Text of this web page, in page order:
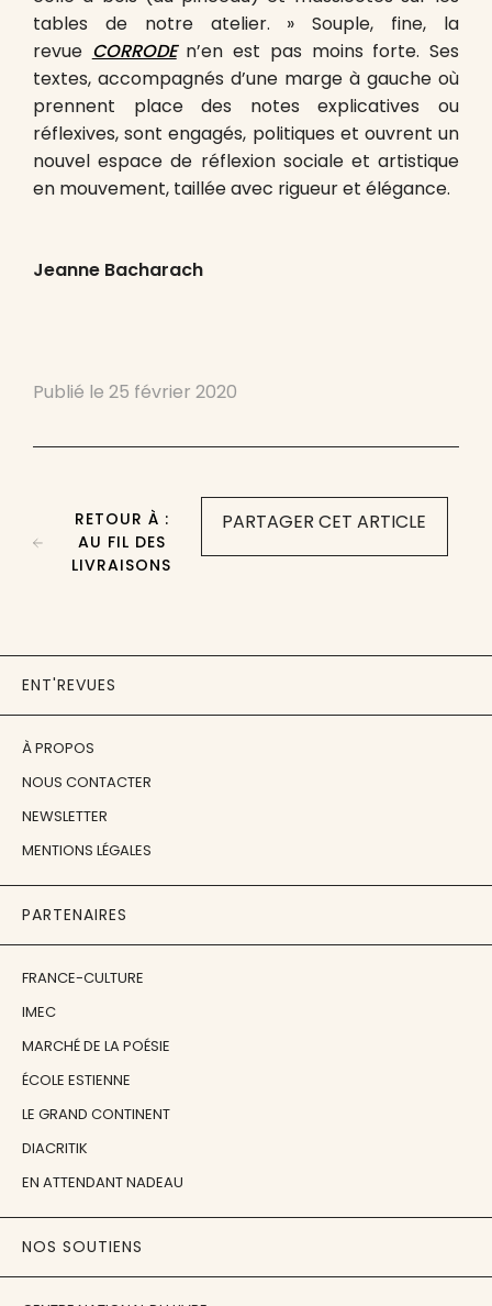
tables de notre atelier. » Souple, fine, la
revue CORRODEn’en est pas moins forte. Ses
textes, accompagnés d’une marge à gauche où
prennent place des notes explicatives ou
réflexives, sont engagés, politiques et ouvrent un
nouvel espace de réflexion sociale et artistique
en mouvement, taillée avec rigueur et élégance.
Jeanne Bacharach
Publié le 25 février 2020
PARTAGER CET ARTICLE
RETOUR À :
AU FIL DES
LIVRAISONS
ENT'REVUES
À PROPOS
NOUS CONTACTER
NEWSLETTER
MENTIONS LÉGALES
PARTENAIRES
FRANCE-CULTURE
IMEC
MARCHÉ DE LA POÉSIE
ÉCOLE ESTIENNE
LE GRAND CONTINENT
DIACRITIK
EN ATTENDANT NADEAU
NOS SOUTIENS